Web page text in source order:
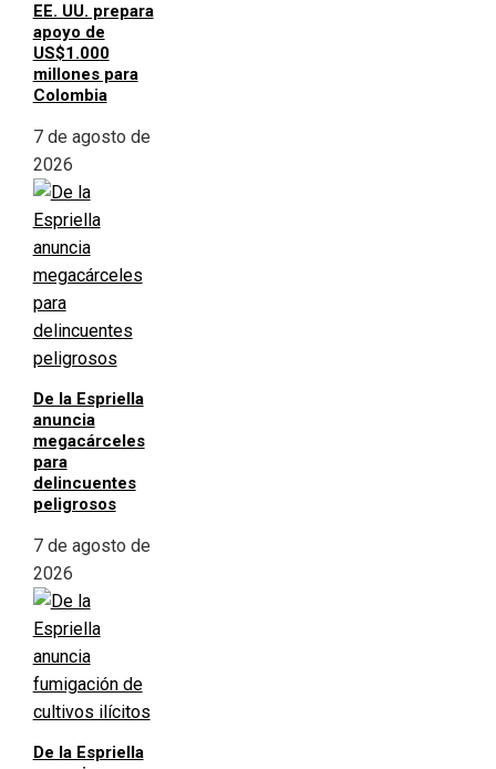
EE. UU. prepara
apoyo de
US$1.000
millones para
Colombia
7 de agosto de
2026
De la Espriella
anuncia
megacárceles
para
delincuentes
peligrosos
7 de agosto de
2026
De la Espriella